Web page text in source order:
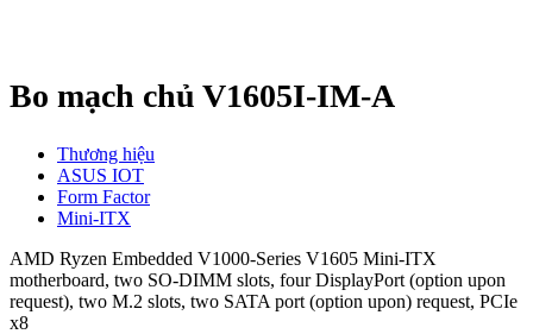
Bo mạch chủ V1605I-IM-A
Thương hiệu
ASUS IOT
Form Factor
Mini-ITX
AMD Ryzen Embedded V1000-Series V1605 Mini-ITX
motherboard, two SO-DIMM slots, four DisplayPort (option upon
request), two M.2 slots, two SATA port (option upon) request, PCIe
x8